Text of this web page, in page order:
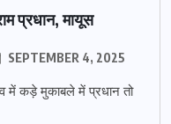
प्रधान, मायूस
SEPTEMBER 4, 2025
में कड़े मुकाबले में प्रधान तो